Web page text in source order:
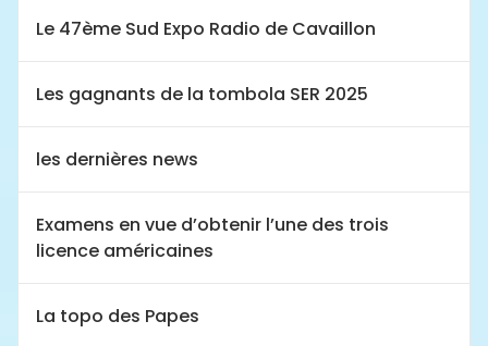
Le 47ème Sud Expo Radio de Cavaillon
Les gagnants de la tombola SER 2025
les dernières news
Examens en vue d’obtenir l’une des trois
licence américaines
La topo des Papes